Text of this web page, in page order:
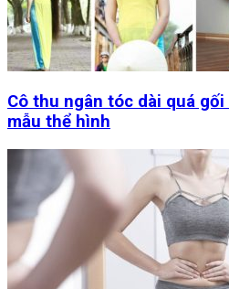
Cô thu ngân tóc dài quá
mẫu thể hình